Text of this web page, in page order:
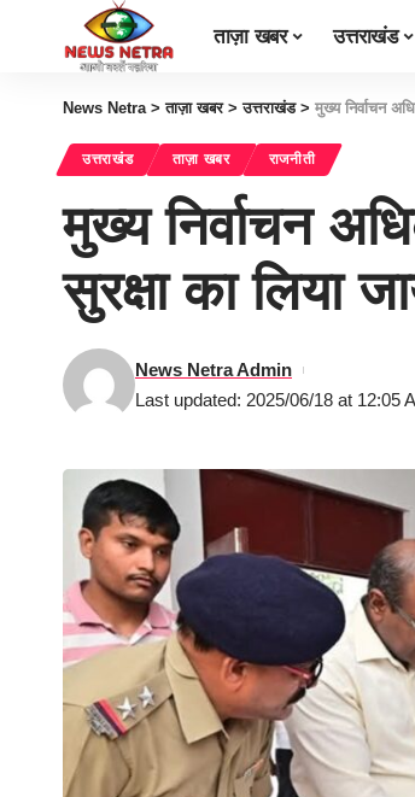
ताज़ा खबर उत्तराखंड
News Netra>ताज़ा खबर>उत्तराखंड> मुख्य निर्वाचन
उत्तराखंड ताज़ा खबर राजनीती
मुख्य निर्वाचन
सुरक्षा का लिया
Last updated: 2025/06/18 at 12:05
News Netra Admin